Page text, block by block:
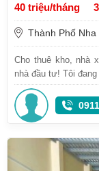
40 triệu/tháng
Thành Phố Nha
Cho thuê kho, nhà
nhà đầu tư! Tôi